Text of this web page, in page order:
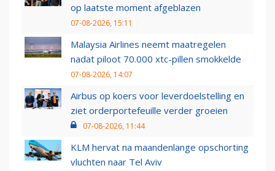
op laatste moment afgeblazen
07-08-2026, 15:11
Malaysia Airlines neemt maatregelen
nadat piloot 70.000 xtc-pillen smokkelde
07-08-2026, 14:07
Airbus op koers voor leverdoelstelling en
ziet orderportefeuille verder groeien
07-08-2026, 11:44
KLM hervat na maandenlange opschorting
vluchten naar Tel Aviv